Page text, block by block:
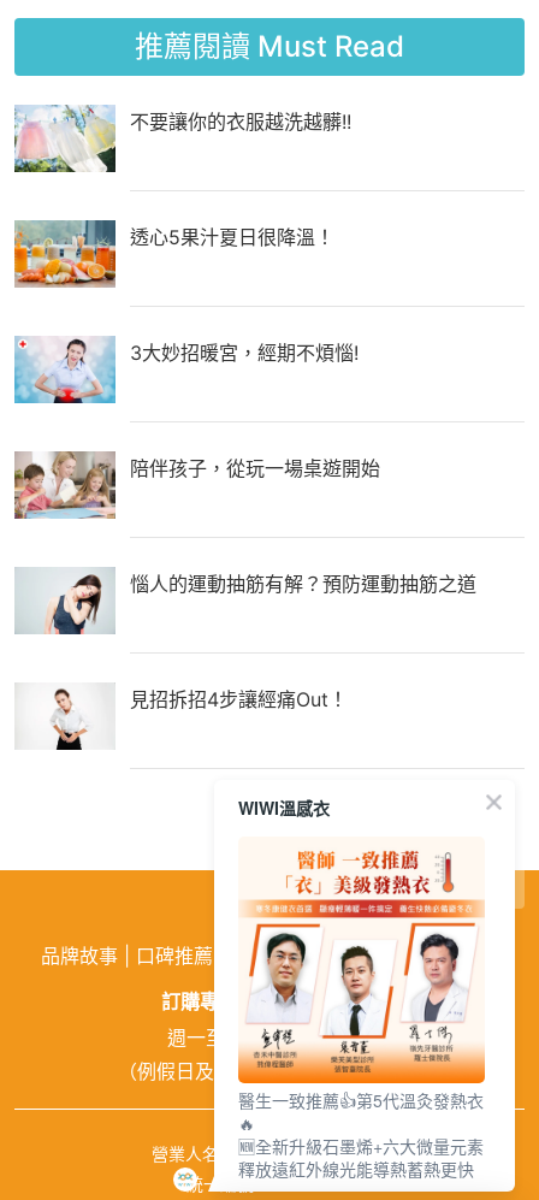
推薦閱讀 Must Read
不要讓你的衣服越洗越髒!!
透心5果汁夏日很降溫！
3大妙招暖宮，經期不煩惱!
陪伴孩子，從玩一場桌遊開始
惱人的運動抽筋有解？預防運動抽筋之道
見招拆招4步讓經痛Out！
品牌故事 口碑推薦 購物需知 | 活動訊息 |企業徵才
訂購專線:
02-26026810
週一至週五 9:00~18:00
（例假日及中午12:00~13:00休息）
營業人名稱：興濠企業有限公司
統一編號：84941651
WIWI溫感衣
醫生一致推薦👍第5代溫灸發熱衣
🔥
🆕全新升級石墨烯+六大微量元素
釋放遠紅外線光能導熱蓄熱更快